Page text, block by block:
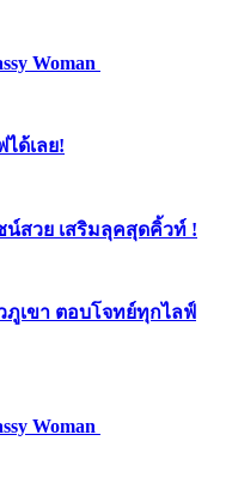
Woman
ได้เลย!
น์สวย เสริมลุคสุดคิ้วท์ !
ภูเขา ตอบโจทย์ทุกไลฟ์
Woman